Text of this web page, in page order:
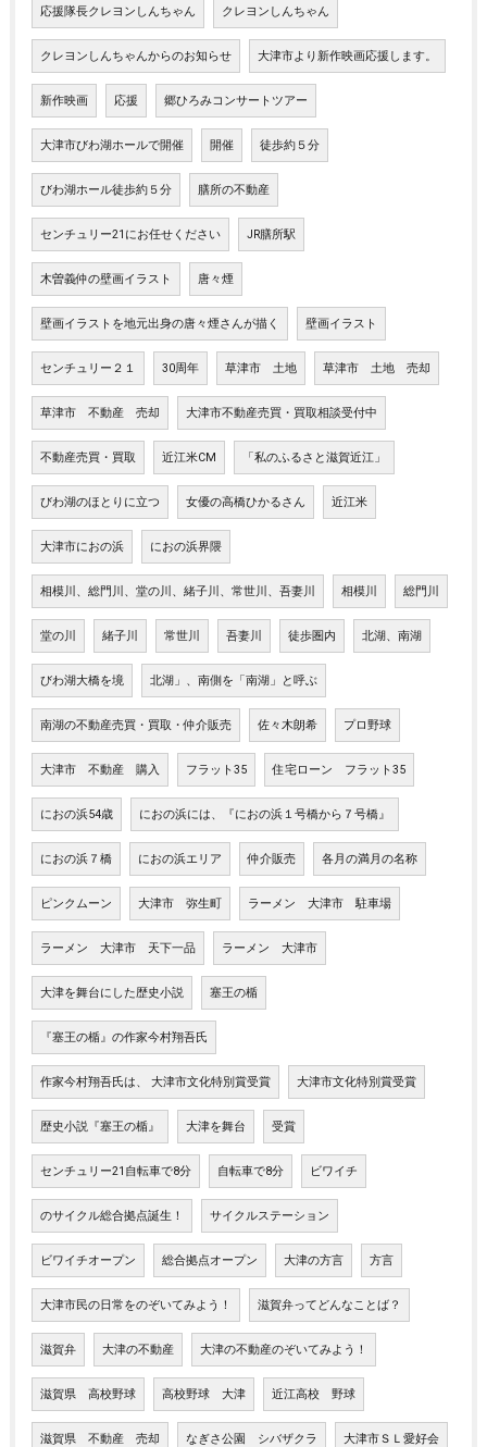
応援隊長クレヨンしんちゃん クレヨンしんちゃん
クレヨンしんちゃんからのお知らせ 大津市より新作映画応援します。
新作映画 応援 郷ひろみコンサートツアー
大津市びわ湖ホールで開催 開催 徒歩約５分
びわ湖ホール徒歩約５分 膳所の不動産
センチュリー21にお任せください JR膳所駅
木曽義仲の壁画イラスト 唐々煙
壁画イラストを地元出身の唐々煙さんが描く 壁画イラスト
センチュリー２１ 30周年 草津市 土地 草津市 土地 売却
草津市 不動産 売却 大津市不動産売買・買取相談受付中
不動産売買・買取 近江米CM 「私のふるさと滋賀近江」
びわ湖のほとりに立つ 女優の高橋ひかるさん 近江米
大津市におの浜 におの浜界隈
相模川、総門川、堂の川、緒子川、常世川、吾妻川 相模川 総門川
堂の川 緒子川 常世川 吾妻川 徒歩圏内 北湖、南湖
びわ湖大橋を境 北湖」、南側を「南湖」と呼ぶ
南湖の不動産売買・買取・仲介販売 佐々木朗希 プロ野球
大津市 不動産 購入 フラット35 住宅ローン フラット35
におの浜54歳 におの浜には、『におの浜１号橋から７号橋』
におの浜７橋 におの浜エリア 仲介販売 各月の満月の名称
ピンクムーン 大津市 弥生町 ラーメン 大津市 駐車場
ラーメン 大津市 天下一品 ラーメン 大津市
大津を舞台にした歴史小説 塞王の楯
『塞王の楯』の作家今村翔吾氏
作家今村翔吾氏は、 大津市文化特別賞受賞 大津市文化特別賞受賞
歴史小説『塞王の楯』 大津を舞台 受賞
センチュリー21自転車で8分 自転車で8分 ビワイチ
のサイクル総合拠点誕生！ サイクルステーション
ビワイチオープン 総合拠点オープン 大津の方言 方言
大津市民の日常をのぞいてみよう！ 滋賀弁ってどんなことば？
滋賀弁 大津の不動産 大津の不動産のぞいてみよう！
滋賀県 高校野球 高校野球 大津 近江高校 野球
滋賀県 不動産 売却 なぎさ公園 シバザクラ 大津市ＳＬ愛好会